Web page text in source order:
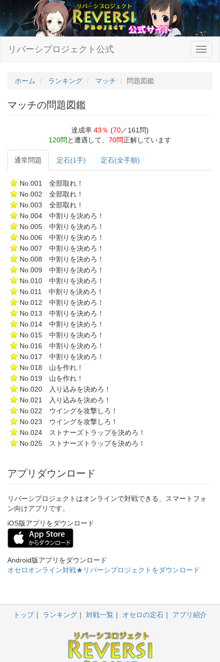
リバーシプロジェクト公式
ホーム ランキング マッチ 問題図鑑
マッチの問題図鑑
達成率 43％ (70／161問)
120問 と遭遇して、 70問正解しています
通常問題 定石(1手) 定石(全手順)
No.001 全部取れ！
No.002 全部取れ！
No.003 全部取れ！
No.004 中割りを決めろ！
No.005 中割りを決めろ！
No.006 中割りを決めろ！
No.007 中割りを決めろ！
No.008 中割りを決めろ！
No.009 中割りを決めろ！
No.010 中割りを決めろ！
No.011 中割りを決めろ！
No.012 中割りを決めろ！
No.013 中割りを決めろ！
No.014 中割りを決めろ！
No.015 中割りを決めろ！
No.016 中割りを決めろ！
No.017 中割りを決めろ！
No.018 山を作れ！
No.019 山を作れ！
No.020 入り込みを決めろ！
No.021 入り込みを決めろ！
No.022 ウイングを攻撃しろ！
No.023 ウイングを攻撃しろ！
No.024 ストナーズトラップを決めろ！
No.025 ストナーズトラップを決めろ！
アプリダウンロード
リバーシプロジェクトはオンラインで対戦できる、スマートフォ
ン向けアプリです。
iOS版アプリをダウンロード
Android版アプリをダウンロード
オセロオンライン対戦★リバーシプロジェクトをダウンロード
トップ ランキング 対戦一覧 オセロの定石 アプリ紹介